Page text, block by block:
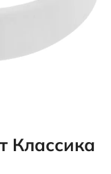
Классика